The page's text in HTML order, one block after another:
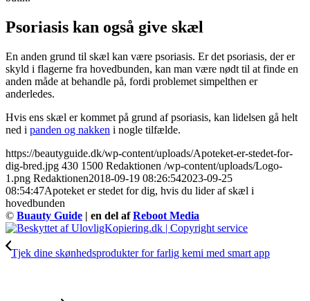
Psoriasis kan også give skæl
En anden grund til skæl kan være psoriasis. Er det psoriasis, der er
skyld i flagerne fra hovedbunden, kan man være nødt til at finde en
anden måde at behandle på, fordi problemet simpelthen er
anderledes.
Hvis ens skæl er kommet på grund af psoriasis, kan lidelsen gå helt
ned i panden og nakken i nogle tilfælde.
https://beautyguide.dk/wp-content/uploads/Apoteket-er-stedet-for-
dig-bred.jpg 430 1500 Redaktionen /wp-content/uploads/Logo-
1.png Redaktionen2018-09-19 08:26:542023-09-25
08:54:47Apoteket er stedet for dig, hvis du lider af skæl i
hovedbunden
© Buauty Guide | en del afReboot Media
Tjek dine skønhedsprodukter for farlig kemi med smart app